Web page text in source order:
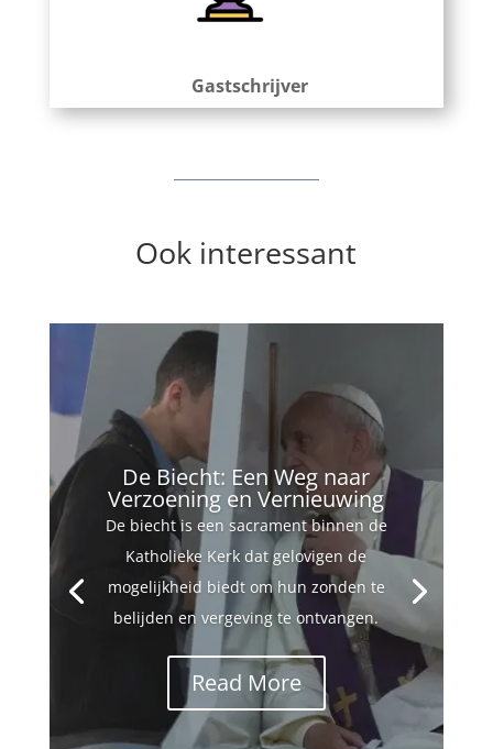
Gastschrijver
Ook interessant
De Biecht: Een Weg naar
Verzoening en Vernieuwing
De biecht is een sacrament binnen de
Katholieke Kerk dat gelovigen de
mogelijkheid biedt om hun zonden te
belijden en vergeving te ontvangen.
Read More